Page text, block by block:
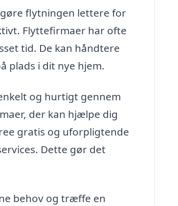
flytningen lettere for
Flyttefirmaer har ofte
tid. De kan håndtere
plads i dit nye hjem.
og hurtigt gennem
der kan hjælpe dig
gratis og uforpligtende
Dette gør det
behov og træffe en